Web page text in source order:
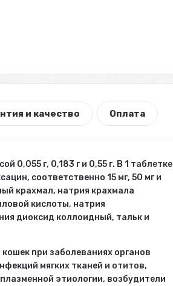
и качество Оплата
0,055 г, 0,183 г и 0,55 г. В 1 таблетке
соответственно 15 мг, 50 мг и
крахмал, натрия крахмала
кислоты, натрия
диоксид коллоидный, тальк и
при заболеваниях органов
мягких тканей и отитов,
этиологии, возбудители